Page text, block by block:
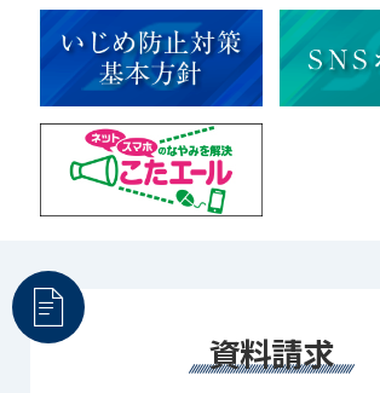
宇宙探究
赤門倶楽部
資料請求